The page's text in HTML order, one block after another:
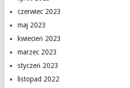
czerwiec 2023
maj 2023
kwiecień 2023
marzec 2023
styczeń 2023
listopad 2022